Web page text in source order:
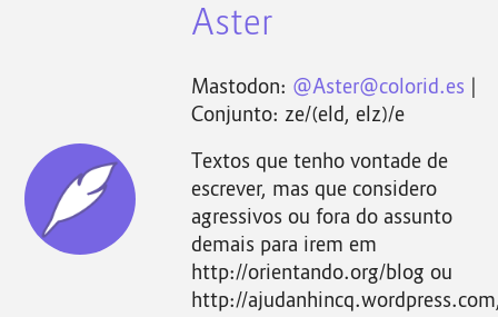
Aster
Mastodon: @Aster@colorid.es
Conjunto: ze/(eld, elz)/e
Textos que tenho vontade de
escrever, mas que considero
agressivos ou fora do assunto
demais para irem em
http://orientando.org/blog ou
http://